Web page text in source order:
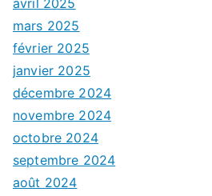
avril 2025
mars 2025
février 2025
janvier 2025
décembre 2024
novembre 2024
octobre 2024
septembre 2024
août 2024